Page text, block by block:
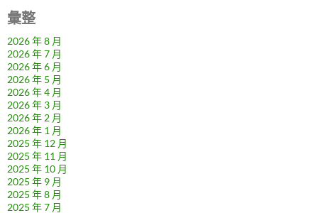
彙整
2026 年 8 月
2026 年 7 月
2026 年 6 月
2026 年 5 月
2026 年 4 月
2026 年 3 月
2026 年 2 月
2026 年 1 月
2025 年 12 月
2025 年 11 月
2025 年 10 月
2025 年 9 月
2025 年 8 月
2025 年 7 月